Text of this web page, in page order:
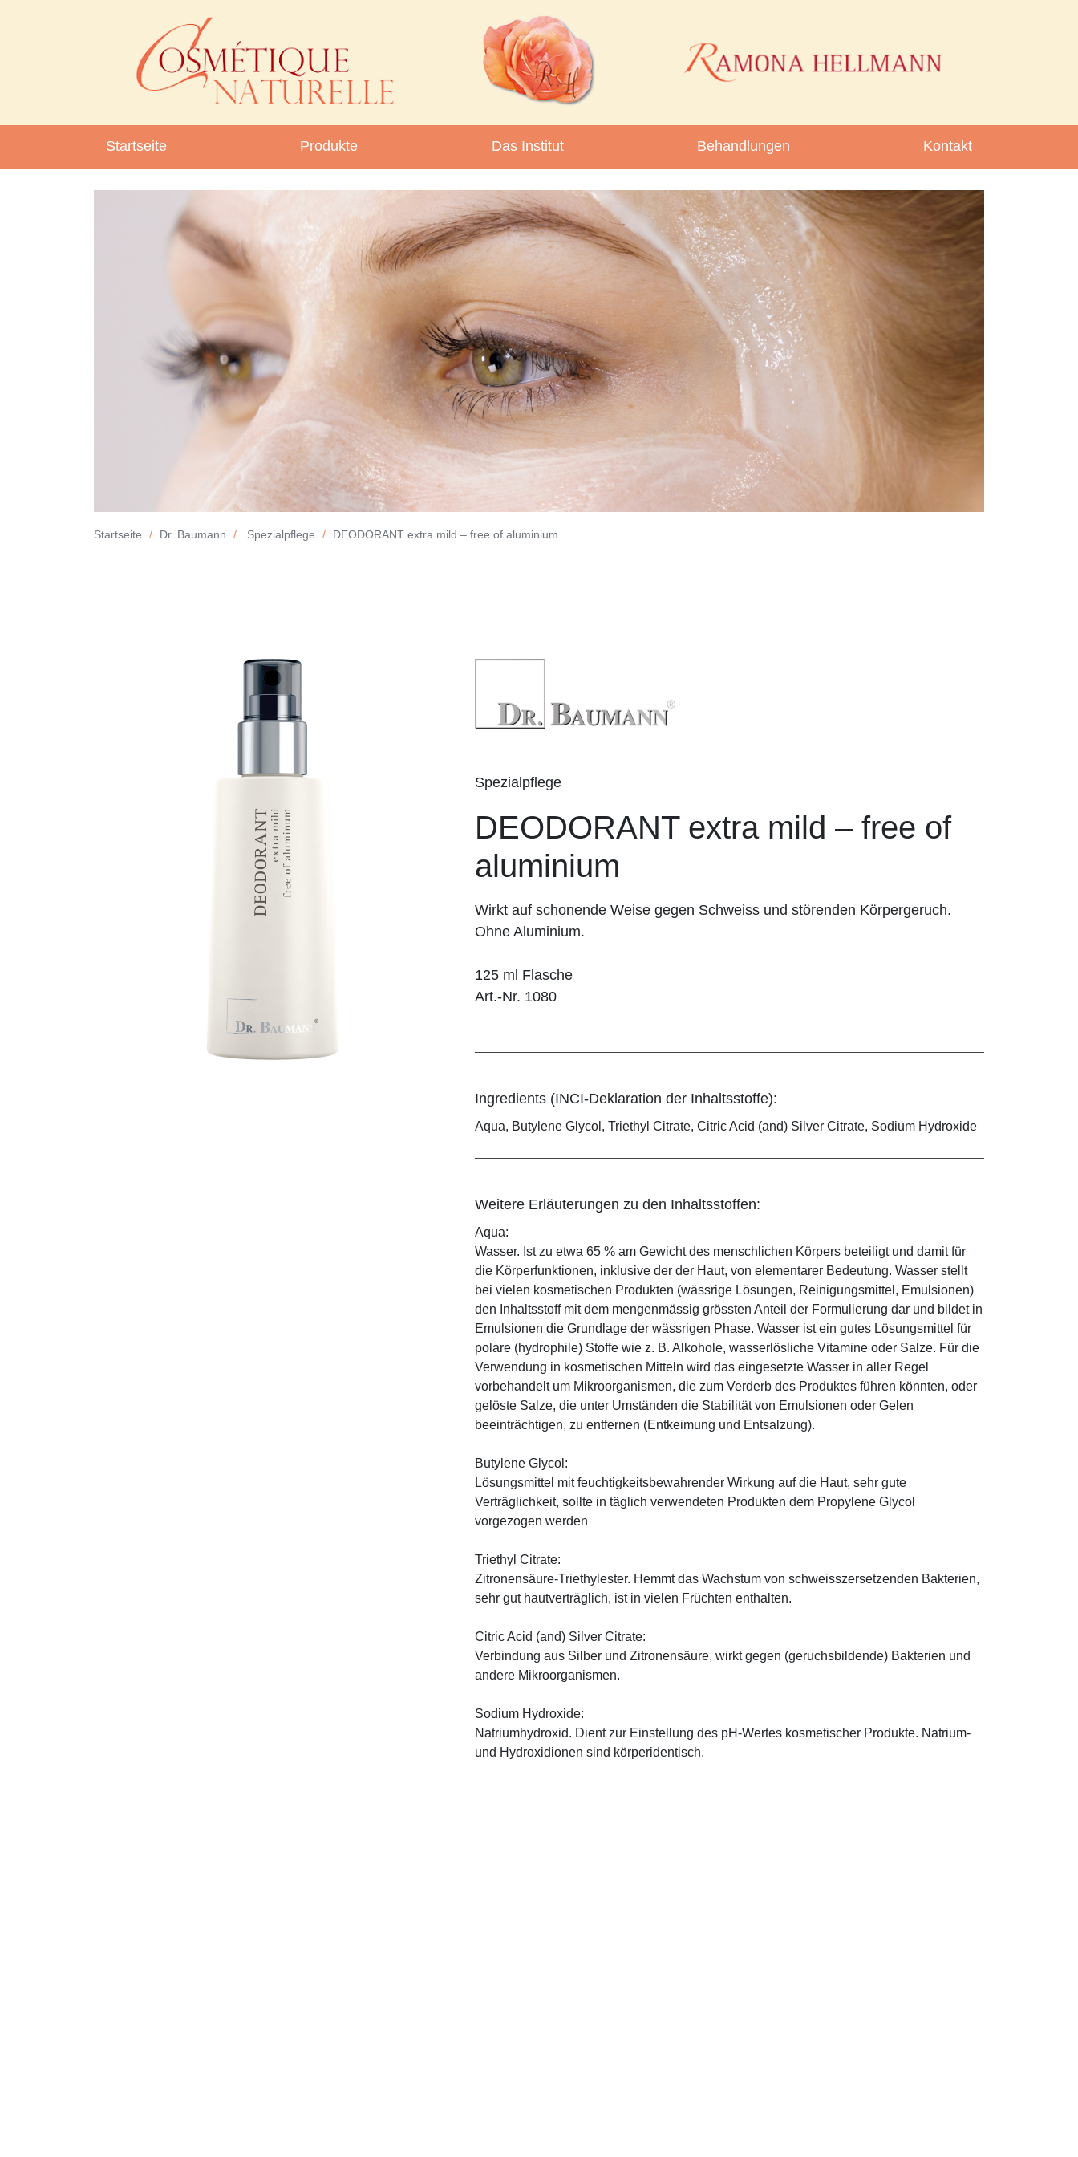
Startseite Produkte Das Institut Behandlungen Kontakt
Startseite Dr. Baumann Spezialpflege DEODORANT extra mild – free of aluminium
Spezialpflege
DEODORANT extra mild – free of
aluminium
Wirkt auf schonende Weise gegen Schweiss und störenden Körpergeruch.
Ohne Aluminium.
125 ml Flasche
Art.-Nr. 1080
Ingredients (INCI-Deklaration der Inhaltsstoffe):
Aqua, Butylene Glycol, Triethyl Citrate, Citric Acid (and) Silver Citrate, Sodium Hydroxide
Weitere Erläuterungen zu den Inhaltsstoffen:
Aqua:
Wasser. Ist zu etwa 65 % am Gewicht des menschlichen Körpers beteiligt und damit für
die Körperfunktionen, inklusive der der Haut, von elementarer Bedeutung. Wasser stellt
bei vielen kosmetischen Produkten (wässrige Lösungen, Reinigungsmittel, Emulsionen)
den Inhaltsstoff mit dem mengenmässig grössten Anteil der Formulierung dar und bildet in
Emulsionen die Grundlage der wässrigen Phase. Wasser ist ein gutes Lösungsmittel für
polare (hydrophile) Stoffe wie z. B. Alkohole, wasserlösliche Vitamine oder Salze. Für die
Verwendung in kosmetischen Mitteln wird das eingesetzte Wasser in aller Regel
vorbehandelt um Mikroorganismen, die zum Verderb des Produktes führen könnten, oder
gelöste Salze, die unter Umständen die Stabilität von Emulsionen oder Gelen
beeinträchtigen, zu entfernen (Entkeimung und Entsalzung).
Butylene Glycol:
Lösungsmittel mit feuchtigkeitsbewahrender Wirkung auf die Haut, sehr gute
Verträglichkeit, sollte in täglich verwendeten Produkten dem Propylene Glycol
vorgezogen werden
Triethyl Citrate:
Zitronensäure-Triethylester. Hemmt das Wachstum von schweisszersetzenden Bakterien,
sehr gut hautverträglich, ist in vielen Früchten enthalten.
Citric Acid (and) Silver Citrate:
Verbindung aus Silber und Zitronensäure, wirkt gegen (geruchsbildende) Bakterien und
andere Mikroorganismen.
Sodium Hydroxide:
Natriumhydroxid. Dient zur Einstellung des pH-Wertes kosmetischer Produkte. Natrium-
und Hydroxidionen sind körperidentisch.